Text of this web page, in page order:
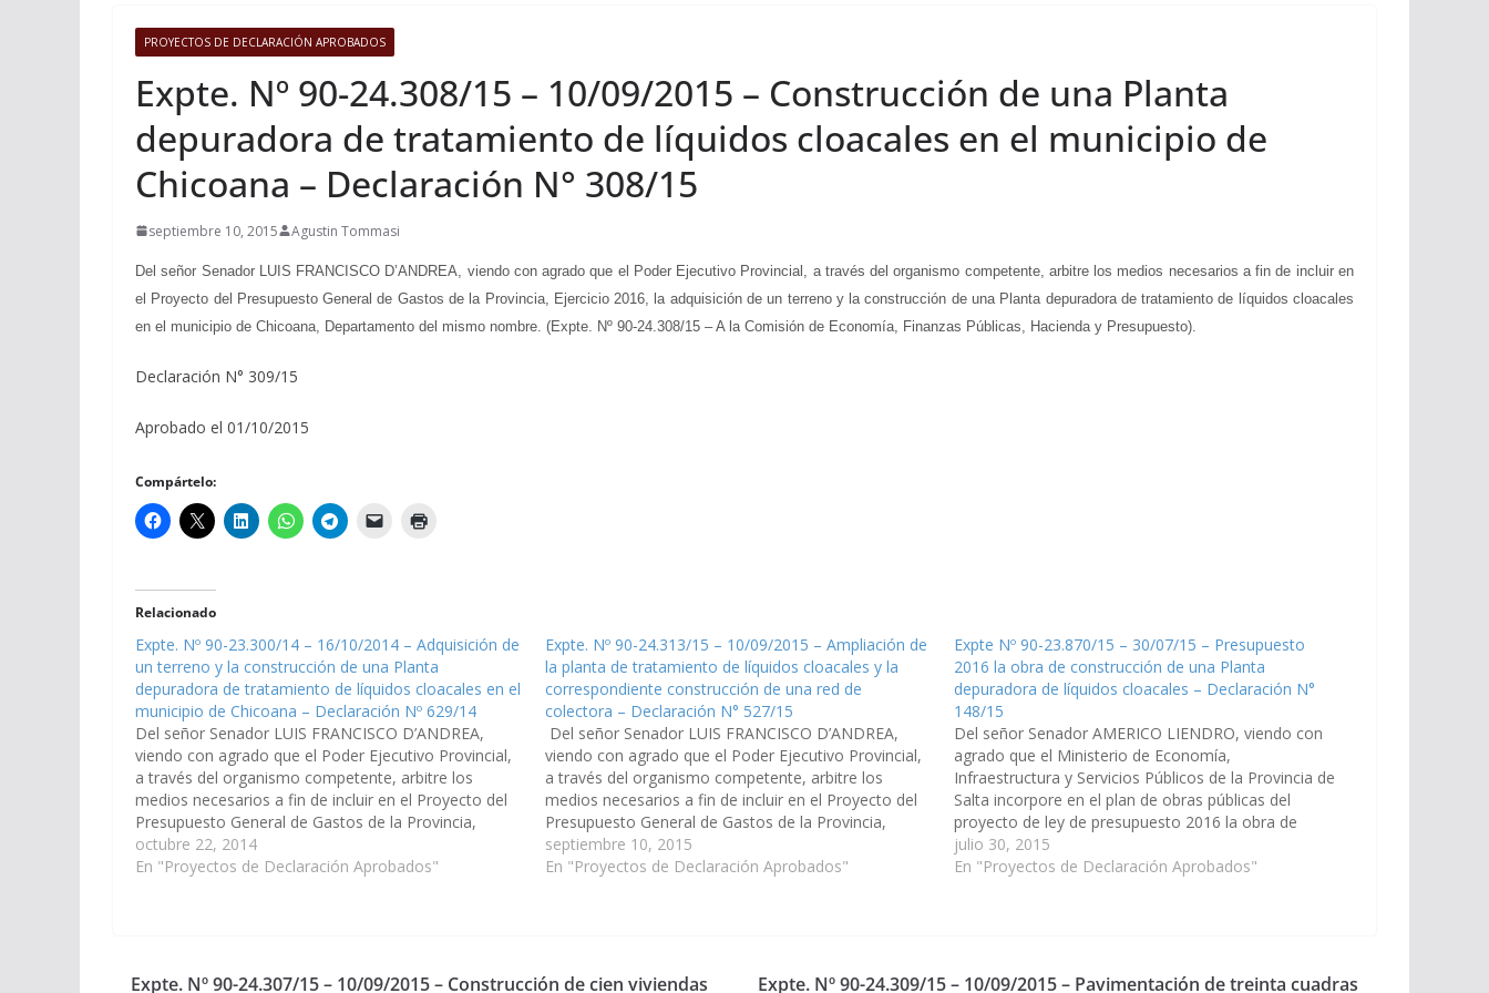
PROYECTOS DE DECLARACIÓN APROBADOS
Expte. Nº 90-24.308/15 – 10/09/2015 – Construcción de una Planta
depuradora de tratamiento de líquidos cloacales en el municipio de
Chicoana – Declaración N° 308/15
septiembre 10, 2015 Agustin Tommasi
Del señor Senador LUIS FRANCISCO D’ANDREA, viendo con agrado que el Poder Ejecutivo Provincial, a través del organismo competente, arbitre los medios necesarios a fin de incluir en
el Proyecto del Presupuesto General de Gastos de la Provincia, Ejercicio 2016, la adquisición de un terreno y la construcción de una Planta depuradora de tratamiento de líquidos cloacales
en el municipio de Chicoana, Departamento del mismo nombre. (Expte. Nº 90-24.308/15 – A la Comisión de Economía, Finanzas Públicas, Hacienda y Presupuesto).
Declaración N° 309/15
Aprobado el 01/10/2015
Compártelo:
Relacionado
Expte. Nº 90-23.300/14 – 16/10/2014 – Adquisición de
un terreno y la construcción de una Planta
depuradora de tratamiento de líquidos cloacales en el
municipio de Chicoana – Declaración Nº 629/14
Del señor Senador LUIS FRANCISCO D’ANDREA,
viendo con agrado que el Poder Ejecutivo Provincial,
a través del organismo competente, arbitre los
medios necesarios a fin de incluir en el Proyecto del
Presupuesto General de Gastos de la Provincia,
Ejercicio 2015, la adquisición de un terreno y la
construcción de una…
octubre 22, 2014
En "Proyectos de Declaración Aprobados"
Expte. Nº 90-24.313/15 – 10/09/2015 – Ampliación de
la planta de tratamiento de líquidos cloacales y la
correspondiente construcción de una red de
colectora – Declaración N° 527/15
Del señor Senador LUIS FRANCISCO D’ANDREA,
viendo con agrado que el Poder Ejecutivo Provincial,
a través del organismo competente, arbitre los
medios necesarios a fin de incluir en el Proyecto del
Presupuesto General de Gastos de la Provincia,
Ejercicio 2016, la ampliación de la planta de
tratamiento de líquidos cloacales…
septiembre 10, 2015
En "Proyectos de Declaración Aprobados"
Expte Nº 90-23.870/15 – 30/07/15 – Presupuesto
2016 la obra de construcción de una Planta
depuradora de líquidos cloacales – Declaración N°
148/15
Del señor Senador AMERICO LIENDRO, viendo con
agrado que el Ministerio de Economía,
Infraestructura y Servicios Públicos de la Provincia de
Salta incorpore en el plan de obras públicas del
proyecto de ley de presupuesto 2016 la obra de
construcción de una Planta depuradora de líquidos
cloacales para el sector…
julio 30, 2015
En "Proyectos de Declaración Aprobados"
Expte. Nº 90-24.307/15 – 10/09/2015 – Construcción de cien viviendas Expte. Nº 90-24.309/15 – 10/09/2015 – Pavimentación de treinta cuadras